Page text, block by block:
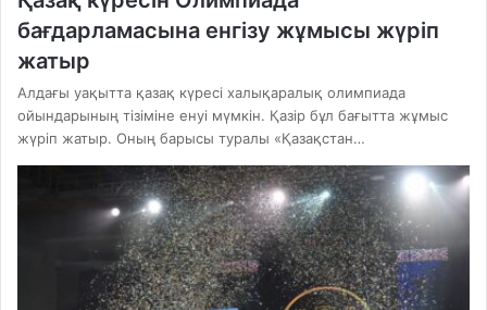
бағдарламасына енгізу жұмысы жүріп
жатыр
Алдағы уақытта қазақ күресі халықаралық олимпиада
ойындарының тізіміне енуі мүмкін. Қазір бұл бағытта жұмыс
жүріп жатыр. Оның барысы туралы «Қазақстан…